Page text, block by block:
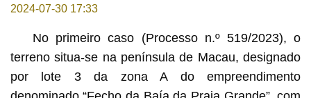
2024-07-30 17:33
No primeiro caso (Processo n.º 519/2023), o
terreno situa-se na península de Macau, designado
por lote 3 da zona A do empreendimento